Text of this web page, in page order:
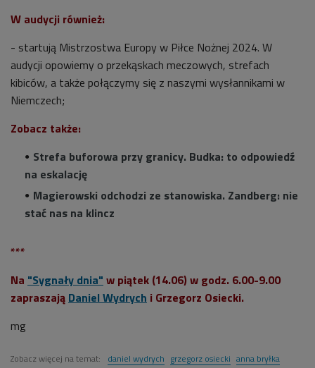
W audycji również:
- startują Mistrzostwa Europy w Piłce Nożnej 2024. W
audycji opowiemy o przekąskach meczowych, strefach
kibiców, a także połączymy się z naszymi wysłannikami w
Niemczech;
Zobacz także:
Strefa buforowa przy granicy. Budka: to odpowiedź
na eskalację
Magierowski odchodzi ze stanowiska. Zandberg: nie
stać nas na klincz
***
Na "Sygnały dnia" w piątek (14.06) w godz. 6.00-9.00
zapraszają Daniel Wydrych i Grzegorz Osiecki.
mg
Zobacz więcej na temat: daniel wydrych grzegorz osiecki anna bryłka